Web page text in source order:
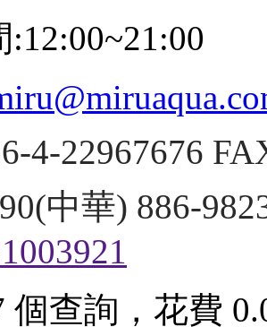
4-22967676
中華) 886-
個查詢，花費